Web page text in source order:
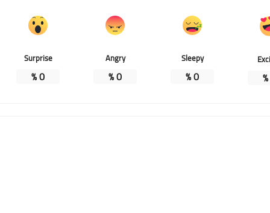
Sleepy
0
%
Angry
0
%
Surprise
0
%